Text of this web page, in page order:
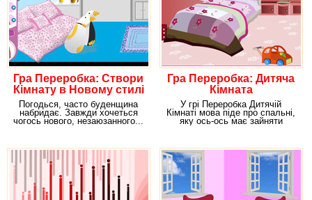
Гра Переробка: Створи
Кімнату в Новому стилі
Погодься, часто буденщина
набридає. Завжди хочеться
чогось нового, незаюзанного...
Гра Переробка: Дитяча
Кімната
У грі Переробка Дитячій
Кімнаті мова піде про спальні,
яку ось-ось має зайняти